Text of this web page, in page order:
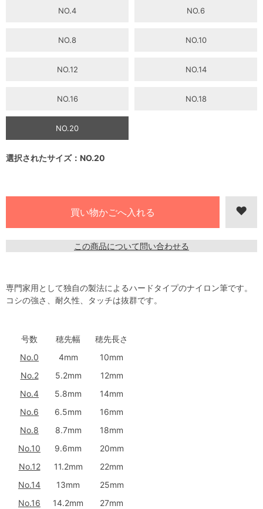
NO.4 NO.6
NO.8 NO.10
NO.12 NO.14
NO.16 NO.18
NO.20
選択されたサイズ：NO.20
この商品について問い合わせる
専門家用として独自の製法によるハードタイプのナイロン筆です。
コシの強さ、耐久性、タッチは抜群です。
号数 穂先幅
穂先長さ
No.0
4mm
10mm
No.2
5.2mm
12mm
No.4
5.8mm
14mm
No.6
6.5mm
16mm
No.8
8.7mm
18mm
No.10
9.6mm
20mm
No.12
11.2mm
22mm
No.14
13mm
25mm
No.16
14.2mm 27mm